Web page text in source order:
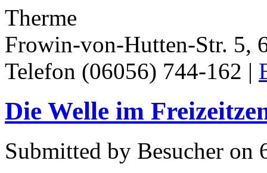
Therme
Frowin-von-Hutten-Str. 5,
Telefon (06056) 744-162 |
Die Welle im
Submitted by Besucher on